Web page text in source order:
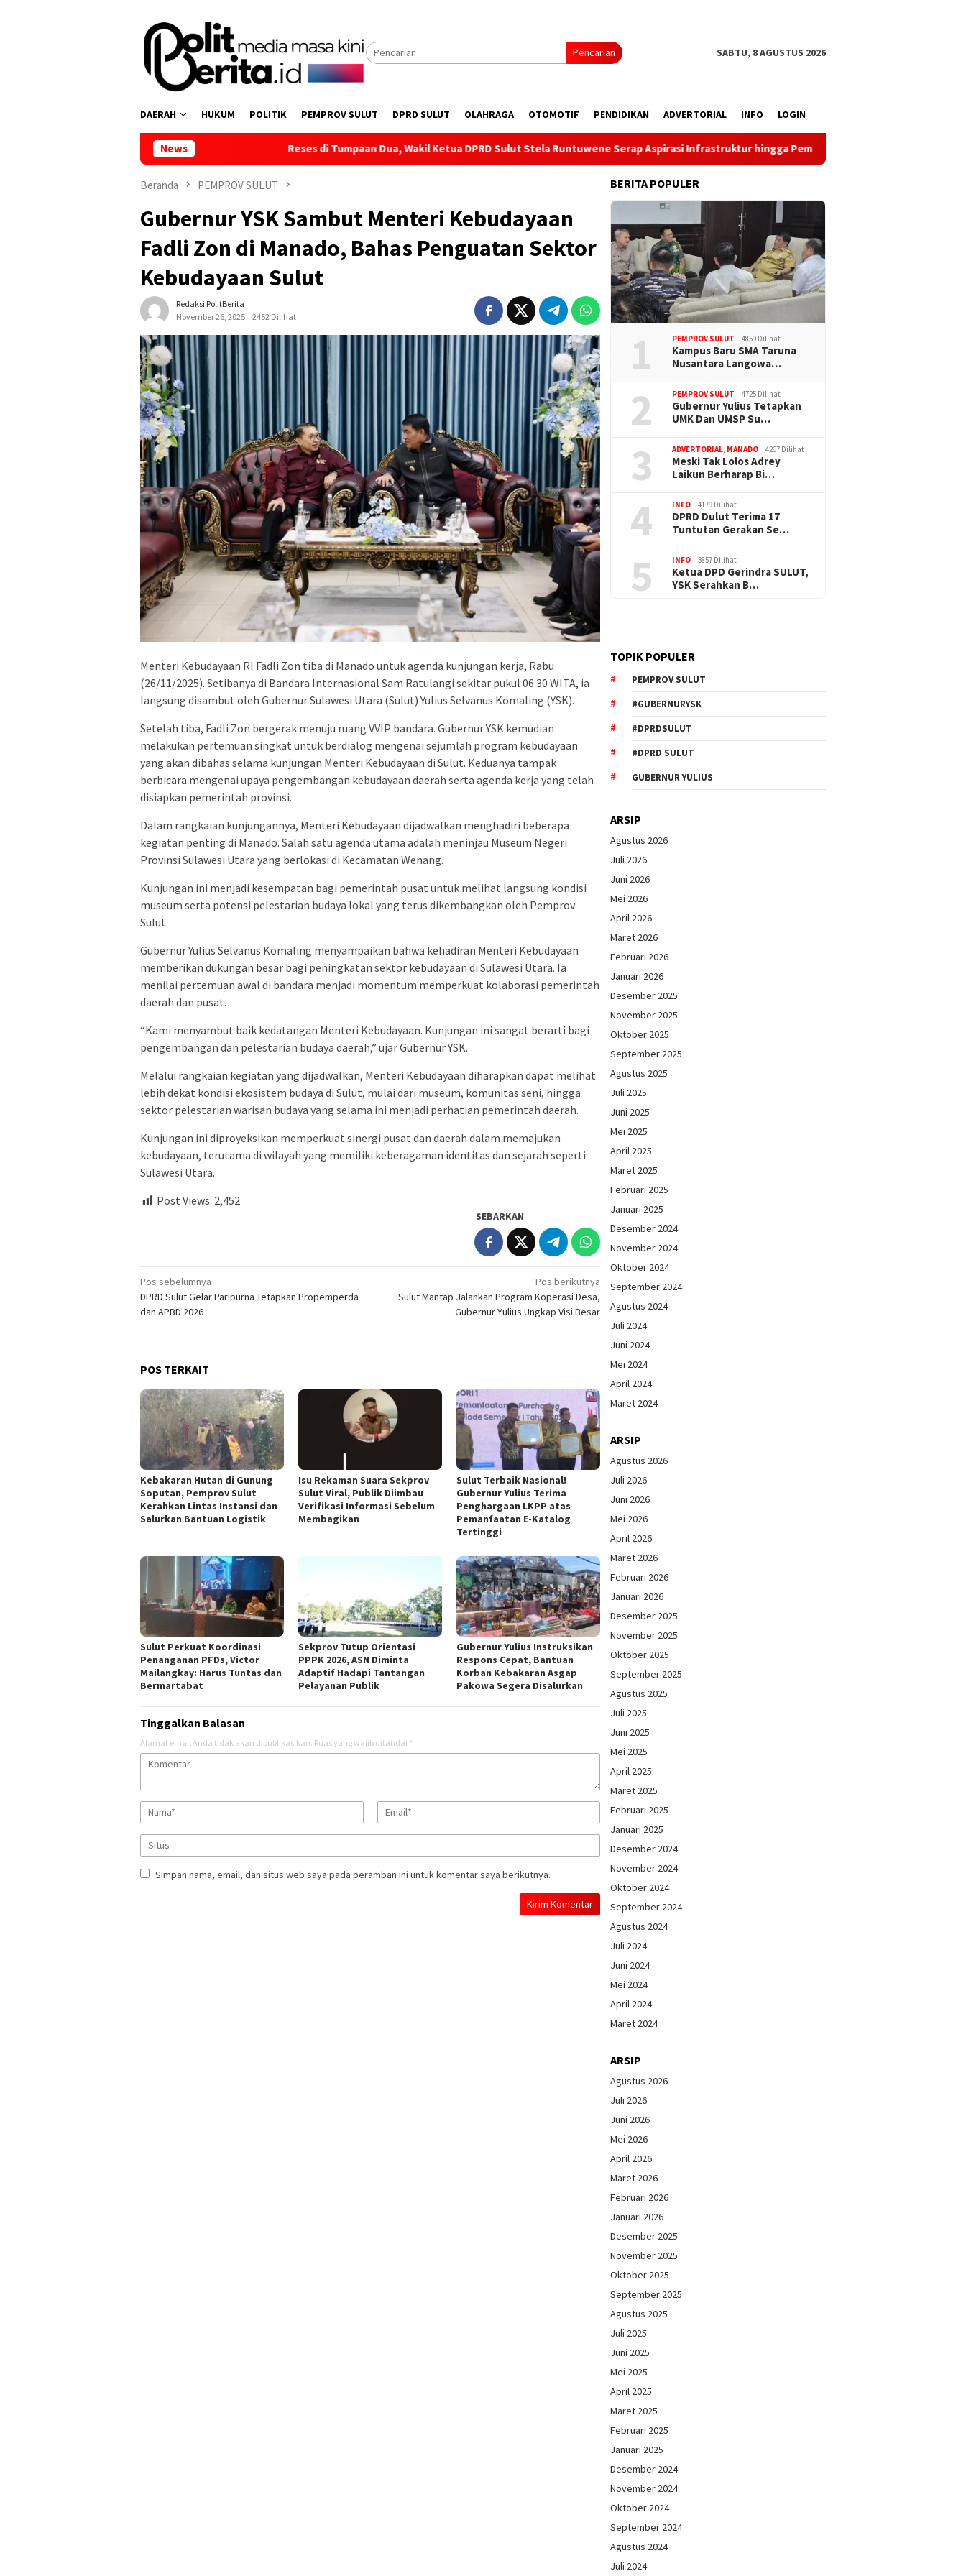
Pencarian
SABTU, 8 AGUSTUS 2026
DAERAH HUKUM POLITIK PEMPROV SULUT DPRD SULUT OLAHRAGA OTOMOTIF PENDIDIKAN ADVERTORIAL INFO LOGIN
NewsReses di Tumpaan Dua, Wakil Ketua DPRD Sulut Stela Runtuwene Serap Aspirasi Infrastruktur hingga Pemberdayaan Ekonomi
Beranda PEMPROV SULUT
Gubernur YSK Sambut Menteri Kebudayaan
Fadli Zon di Manado, Bahas Penguatan Sektor
Kebudayaan Sulut
Redaksi PolitBerita
November 26, 2025
2452 Dilihat
Menteri Kebudayaan RI Fadli Zon tiba di Manado untuk agenda kunjungan kerja, Rabu
(26/11/2025). Setibanya di Bandara Internasional Sam Ratulangi sekitar pukul 06.30 WITA, ia
langsung disambut oleh Gubernur Sulawesi Utara (Sulut) Yulius Selvanus Komaling (YSK).
Setelah tiba, Fadli Zon bergerak menuju ruang VVIP bandara. Gubernur YSK kemudian
melakukan pertemuan singkat untuk berdialog mengenai sejumlah program kebudayaan
yang akan dibahas selama kunjungan Menteri Kebudayaan di Sulut. Keduanya tampak
berbicara mengenai upaya pengembangan kebudayaan daerah serta agenda kerja yang telah
disiapkan pemerintah provinsi.
Dalam rangkaian kunjungannya, Menteri Kebudayaan dijadwalkan menghadiri beberapa
kegiatan penting di Manado. Salah satu agenda utama adalah meninjau Museum Negeri
Provinsi Sulawesi Utara yang berlokasi di Kecamatan Wenang.
Kunjungan ini menjadi kesempatan bagi pemerintah pusat untuk melihat langsung kondisi
museum serta potensi pelestarian budaya lokal yang terus dikembangkan oleh Pemprov
Sulut.
Gubernur Yulius Selvanus Komaling menyampaikan bahwa kehadiran Menteri Kebudayaan
memberikan dukungan besar bagi peningkatan sektor kebudayaan di Sulawesi Utara. Ia
menilai pertemuan awal di bandara menjadi momentum memperkuat kolaborasi pemerintah
daerah dan pusat.
“Kami menyambut baik kedatangan Menteri Kebudayaan. Kunjungan ini sangat berarti bagi
pengembangan dan pelestarian budaya daerah,” ujar Gubernur YSK.
Melalui rangkaian kegiatan yang dijadwalkan, Menteri Kebudayaan diharapkan dapat melihat
lebih dekat kondisi ekosistem budaya di Sulut, mulai dari museum, komunitas seni, hingga
sektor pelestarian warisan budaya yang selama ini menjadi perhatian pemerintah daerah.
Kunjungan ini diproyeksikan memperkuat sinergi pusat dan daerah dalam memajukan
kebudayaan, terutama di wilayah yang memiliki keberagaman identitas dan sejarah seperti
Sulawesi Utara.
Post Views: 2,452
SEBARKAN
Navigasi
pos
Pos sebelumnya
DPRD Sulut Gelar Paripurna Tetapkan Propemperda
dan APBD 2026
Pos berikutnya
Sulut Mantap Jalankan Program Koperasi Desa,
Gubernur Yulius Ungkap Visi Besar
POS TERKAIT
Kebakaran Hutan di Gunung
Soputan, Pemprov Sulut
Kerahkan Lintas Instansi dan
Salurkan Bantuan Logistik
Isu Rekaman Suara Sekprov
Sulut Viral, Publik Diimbau
Verifikasi Informasi Sebelum
Membagikan
Sulut Terbaik Nasional!
Gubernur Yulius Terima
Penghargaan LKPP atas
Pemanfaatan E-Katalog
Tertinggi
Sulut Perkuat Koordinasi
Penanganan PFDs, Victor
Mailangkay: Harus Tuntas dan
Bermartabat
Sekprov Tutup Orientasi
PPPK 2026, ASN Diminta
Adaptif Hadapi Tantangan
Pelayanan Publik
Gubernur Yulius Instruksikan
Respons Cepat, Bantuan
Korban Kebakaran Asgap
Pakowa Segera Disalurkan
Tinggalkan Balasan
Alamat email Anda tidak akan dipublikasikan. Ruas yang wajib ditandai *
Simpan nama, email, dan situs web saya pada peramban ini untuk komentar saya berikutnya.
BERITA POPULER
1 PEMPROV SULUT 4859 Dilihat
Kampus Baru SMA Taruna
Nusantara Langowa…
2 PEMPROV SULUT 4725 Dilihat
Gubernur Yulius Tetapkan
UMK Dan UMSP Su…
3 ADVERTORIAL MANADO 4267 Dilihat
Meski Tak Lolos Adrey
Laikun Berharap Bi…
4 INFO 4179 Dilihat
DPRD Dulut Terima 17
Tuntutan Gerakan Se…
5 INFO 3857 Dilihat
Ketua DPD Gerindra SULUT,
YSK Serahkan B…
TOPIK POPULER
PEMPROV SULUT
#GUBERNURYSK
#DPRDSULUT
#DPRD SULUT
GUBERNUR YULIUS
ARSIP
Agustus 2026
Juli 2026
Juni 2026
Mei 2026
April 2026
Maret 2026
Februari 2026
Januari 2026
Desember 2025
November 2025
Oktober 2025
September 2025
Agustus 2025
Juli 2025
Juni 2025
Mei 2025
April 2025
Maret 2025
Februari 2025
Januari 2025
Desember 2024
November 2024
Oktober 2024
September 2024
Agustus 2024
Juli 2024
Juni 2024
Mei 2024
April 2024
Maret 2024
ARSIP
Agustus 2026
Juli 2026
Juni 2026
Mei 2026
April 2026
Maret 2026
Februari 2026
Januari 2026
Desember 2025
November 2025
Oktober 2025
September 2025
Agustus 2025
Juli 2025
Juni 2025
Mei 2025
April 2025
Maret 2025
Februari 2025
Januari 2025
Desember 2024
November 2024
Oktober 2024
September 2024
Agustus 2024
Juli 2024
Juni 2024
Mei 2024
April 2024
Maret 2024
ARSIP
Agustus 2026
Juli 2026
Juni 2026
Mei 2026
April 2026
Maret 2026
Februari 2026
Januari 2026
Desember 2025
November 2025
Oktober 2025
September 2025
Agustus 2025
Juli 2025
Juni 2025
Mei 2025
April 2025
Maret 2025
Februari 2025
Januari 2025
Desember 2024
November 2024
Oktober 2024
September 2024
Agustus 2024
Juli 2024